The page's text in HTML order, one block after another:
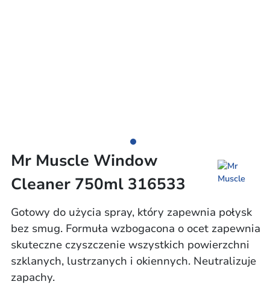
Mr Muscle Window
Cleaner 750ml 316533
Gotowy do użycia spray, który zapewnia połysk
bez smug. Formuła wzbogacona o ocet zapewnia
skuteczne czyszczenie wszystkich powierzchni
szklanych, lustrzanych i okiennych. Neutralizuje
zapachy.